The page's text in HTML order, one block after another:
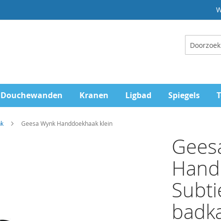
Zoeken
Douchewanden Kranen Ligbad Spiegels
Geesa Wynk Handdoekhaak klein